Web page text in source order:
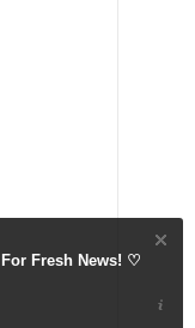
Fresh News! ♡